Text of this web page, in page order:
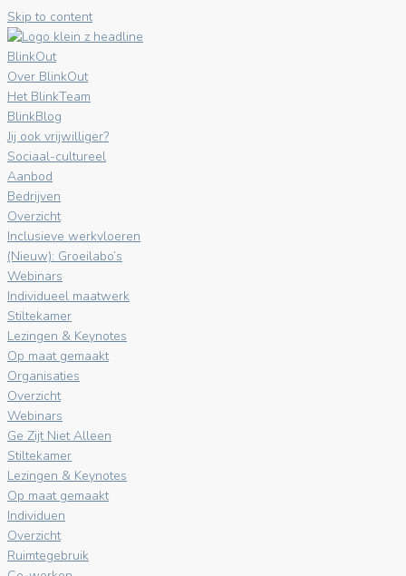
Skip to content
BlinkOut
Over BlinkOut
Het BlinkTeam
BlinkBlog
Jij ook vrijwilliger?
Sociaal-cultureel
Aanbod
Bedrijven
Overzicht
Inclusieve werkvloeren
(Nieuw): Groeilabo’s
Webinars
Individueel maatwerk
Stiltekamer
Lezingen & Keynotes
Op maat gemaakt
Organisaties
Overzicht
Webinars
Ge Zijt Niet Alleen
Stiltekamer
Lezingen & Keynotes
Op maat gemaakt
Individuen
Overzicht
Ruimtegebruik